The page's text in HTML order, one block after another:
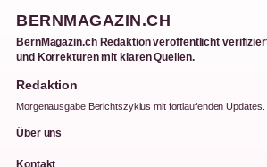
BERNMAGAZIN.CH
BernMagazin.ch Redaktion veroffentlicht
und Korrekturen mit klaren Quellen.
Redaktion
Morgenausgabe Berichtszyklus mit fortlaufenden Updates.
Über uns